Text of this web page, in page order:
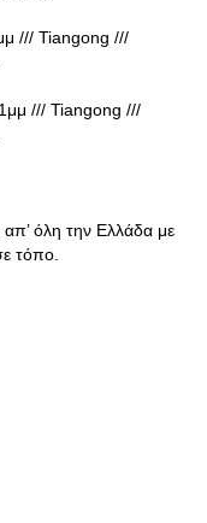
/// Tiangong ///
/// Tiangong ///
απ’ όλη την Ελλάδα με
τόπο.